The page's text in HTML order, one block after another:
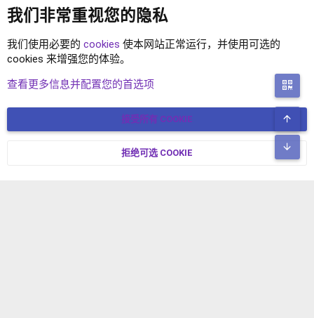
XENFORO 2.2 插件
简体中文 联系我们
© COPYRIGHT 2017-2026 XENFORO中文社区 版权所有 冀ICP备
我们非常重视您的隐私
我们使用必要的 cookies 使本网站正常运行，并使用可选的
cookies 来增强您的体验。
查看更多信息并配置您的首选项
接受所有 COOKIE
拒绝可选 COOKIE